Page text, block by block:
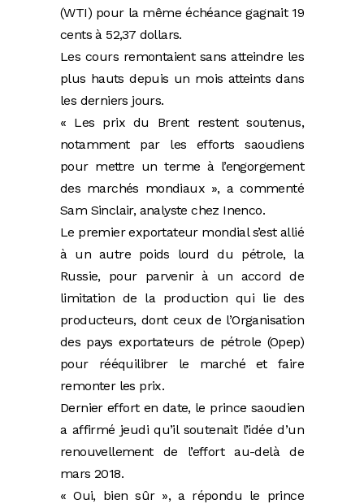
(WTI) pour la même échéance gagnait 19
cents à 52,37 dollars.
Les cours remontaient sans atteindre les
plus hauts depuis un mois atteints dans
les derniers jours.
« Les prix du Brent restent soutenus,
notamment par les efforts saoudiens
pour mettre un terme à l’engorgement
des marchés mondiaux », a commenté
Sam Sinclair, analyste chez Inenco.
Le premier exportateur mondial s’est allié
à un autre poids lourd du pétrole, la
Russie, pour parvenir à un accord de
limitation de la production qui lie des
producteurs, dont ceux de l’Organisation
des pays exportateurs de pétrole (Opep)
pour rééquilibrer le marché et faire
remonter les prix.
Dernier effort en date, le prince saoudien
a affirmé jeudi qu’il soutenait l’idée d’un
renouvellement de l’effort au-delà de
mars 2018.
« Oui, bien sûr », a répondu le prince